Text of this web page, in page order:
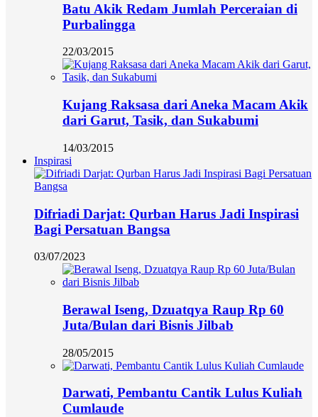
Batu Akik Redam Jumlah Perceraian di
Purbalingga
22/03/2015
Kujang Raksasa dari Aneka Macam Akik
dari Garut, Tasik, dan Sukabumi
14/03/2015
Inspirasi
Difriadi Darjat: Qurban Harus Jadi Inspirasi
Bagi Persatuan Bangsa
03/07/2023
Berawal Iseng, Dzuatqya Raup Rp 60
Juta/Bulan dari Bisnis Jilbab
28/05/2015
Darwati, Pembantu Cantik Lulus Kuliah
Cumlaude